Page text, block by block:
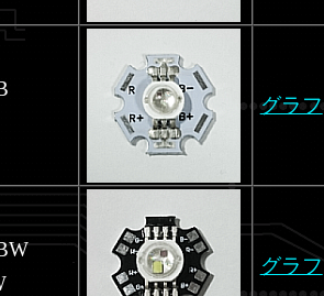
グラフ
グラフ